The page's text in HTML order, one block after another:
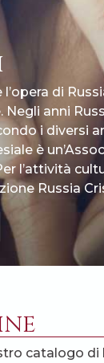
di
Negli anni
i diversi
è
l’attività
Russia
catalogo di